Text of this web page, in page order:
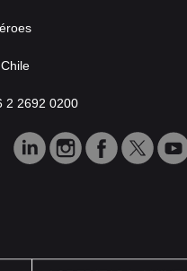
2 2692 0200